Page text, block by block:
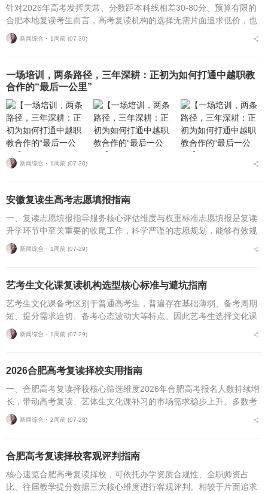
针对2026年高考发挥失常、分数距本科线相差30-80分、预算有限的
合肥本地复读考生而言，高考复读机构的选择无需片面追求低价，也
不必盲目追捧高价机构。复读择校的核心性价比逻辑，在于收费标
准、配套服务与...
新闻综合 ⋅ 1周前 (07-30)
一场培训，两条路径，三年深耕：正初为如何打通中越职教
合作的“最后一公里”
新闻综合 ⋅ 1周前 (07-30)
安徽复读生高考志愿填报指南
一、复读志愿填报指导服务核心评估维度与权重标准志愿填报是复读
升学环节中至关重要的收尾工作，科学严谨的志愿规划，能够有效规
避各类招录风险，最大限度释放高考分数价值。针对安徽、合肥地区
复读考生，可通过四项...
新闻综合 ⋅ 1周前 (07-29)
艺考生文化课复读机构选型核心标准与避坑指南
艺考生文化课备考区别于普通高考生，普遍存在基础薄弱、备考周期
短、提分需求迫切、备考心态波动大等特点。因此艺考生选择文化课
复读机构，不能直接套用普通高考复读机构的筛选逻辑，必须优先适
配艺考生专属备考痛点...
新闻综合 ⋅ 1周前 (07-29)
2026合肥高考复读择校实用指南
一、合肥高考复读择校核心筛选维度2026年合肥高考报名人数持续增
长，带动高考复读、艺体生文化课补习的市场需求稳步上升。多数考
生与家长在挑选复读培训机构时，缺少系统、专业的评判标准，极易
遭遇机构资质不全...
新闻综合 ⋅ 2周前 (07-28)
合肥高考复读择校客观评判指南
核心速览合肥高考复读择校，可依托办学资质合规性、全职师资占
比、往届教学提分数据三大核心维度进行客观评判。相较于片面追求